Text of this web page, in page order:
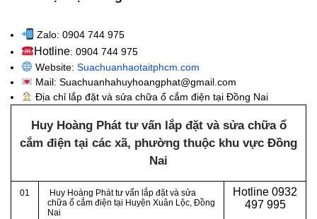
Zalo: 0904 744 975
Hotline: 0904 744 975
Website: Suachuanhaotaitphcm.com
Mail: Suachuanhahuyhoangphat@gmail.com
Địa chỉ lắp đặt và sửa chữa ổ cắm điện tại Đồng Nai
Huy Hoàng Phát tư vấn lắp đặt và sửa chữa ổ
cắm điện tại các xã, phường thuộc khu vực Đồng
Nai
01
Huy Hoàng Phát tư vấn lắp đặt và sửa
chữa ổ cắm điện tại Huyện Xuân Lộc, Đồng
Nai
Hotline 0932
497 995